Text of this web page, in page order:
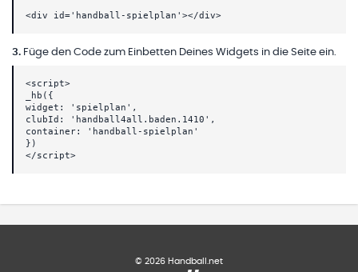
<div id='handball-spielplan'></div>
3. Füge den Code zum Einbetten Deines Widgets in die Seite ein.
<script>
_hb({
widget: 'spielplan',
clubId: 'handball4all.baden.1410',
container: 'handball-spielplan'
})
</script>
© 2026 Handball.net